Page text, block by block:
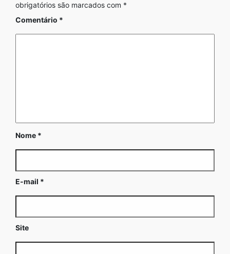
obrigatórios são marcados com *
Comentário *
Nome *
E-mail *
Site